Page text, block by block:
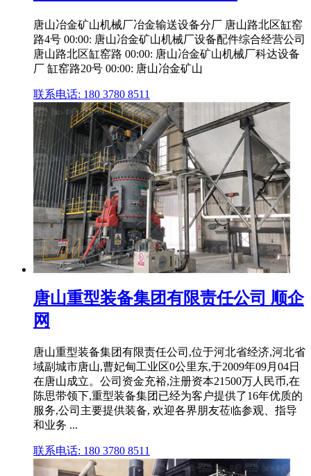
唐山冶金矿山机械厂冶金输送设备分厂 唐山路北区缸窑
路4号 00:00: 唐山冶金矿山机械厂设备配件综合经营公司
唐山路北区缸窑路 00:00: 唐山冶金矿山机械厂科达设备
厂 缸窑路20号 00:00: 唐山冶金矿山
联系电话: 180 3780 8511
唐山重型装备集团有限责任公司 顺企
网
唐山重型装备集团有限责任公司,位于河北省经济,河北省
域副城市唐山,曹妃甸工业区0公里东,于2009年09月04日
在唐山成立。公司资金充裕,注册资本21500万人民币,在
陈思带领下,重型装备集团已经为客户提供了16年优质的
服务,公司主要提供装备, 欢迎各界朋友莅临参观、指导
和业务 ...
联系电话: 180 3780 8511